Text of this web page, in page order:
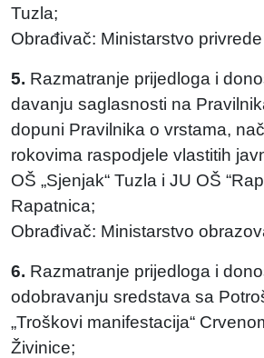
Tuzla;
Obrađivač: Ministarstvo privrede
5. Razmatranje prijedloga i
davanju saglasnosti na
dopuni Pravilnika o vrstama,
rokovima raspodjele vlastitih
OŠ „Sjenjak“ Tuzla i JU OŠ
Rapatnica;
Obrađivač: Ministarstvo
6. Razmatranje prijedloga i
odobravanju sredstava sa
„Troškovi manifestacija“
Živinice;